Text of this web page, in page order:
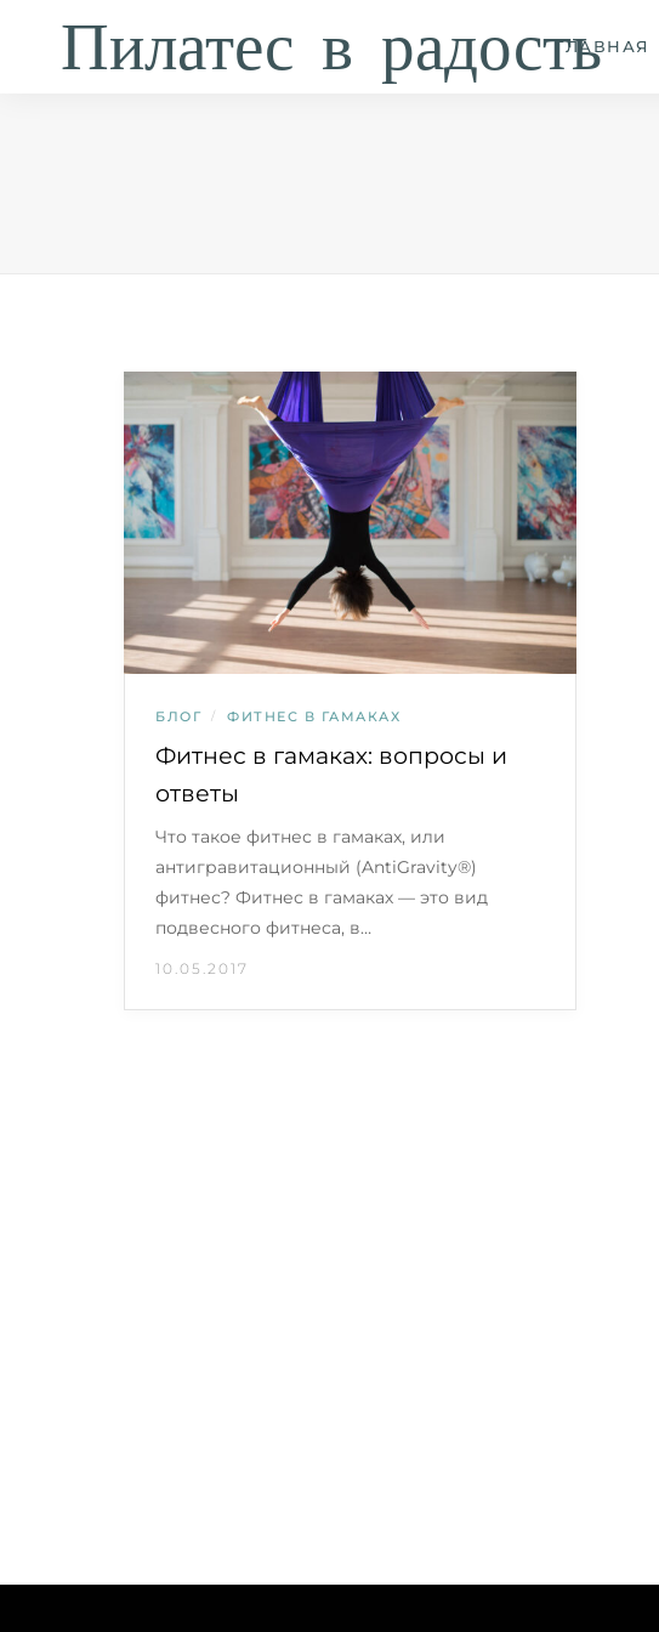
Пилатес в радостьГЛАВНАЯ
БЛОГ / ФИТНЕС В ГАМАКАХ
Фитнес в гамаках: вопросы и
ответы
Что такое фитнес в гамаках, или
антигравитационный (AntiGravity®)
фитнес? Фитнес в гамаках — это вид
подвесного фитнеса, в…
10.05.2017